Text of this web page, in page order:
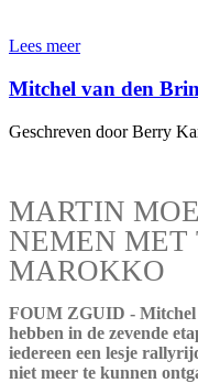
Lees meer
Mitchel van den
Geschreven door Berry
MARTIN
NEMEN MET
MAROKKO
FOUM ZGUID -
hebben in de zevende
iedereen een lesje
niet meer te kunnen